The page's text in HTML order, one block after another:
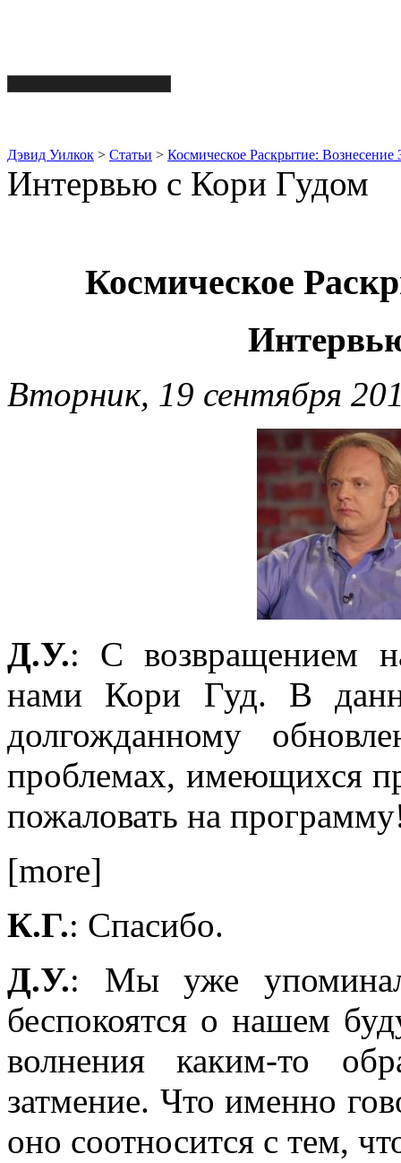
Дэвид Уилкок > Статьи > Космическое Раскрытие: Вознесение
Интервью с Кори Гудом
Космическое
Вторник, 19 сентября
Д.У.: С возвращением
нами Кори Гуд. В
долгожданному
проблемах, имеющихся
пожаловать на
[more]
К.Г.: Спасибо.
Д.У.: Мы уже
беспокоятся о нашем
волнения каким-то
затмение. Что именно
оно соотносится с тем,